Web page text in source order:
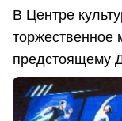
В Центре
торжественное
предстоящему